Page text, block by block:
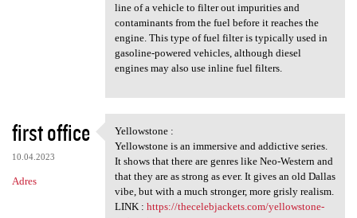
line of a vehicle to filter out impurities and
contaminants from the fuel before it reaches the
engine. This type of fuel filter is typically used in
gasoline-powered vehicles, although diesel
engines may also use inline fuel filters.
first office
10.04.2023
Adres
Yellowstone :
Yellowstone :
Yellowstone is an immersive and addictive series.
It shows that there are genres like Neo-Western and
that they are as strong as ever. It gives an old Dallas
vibe, but with a much stronger, more grisly realism.
LINK : https://thecelebjackets.com/yellowstone-